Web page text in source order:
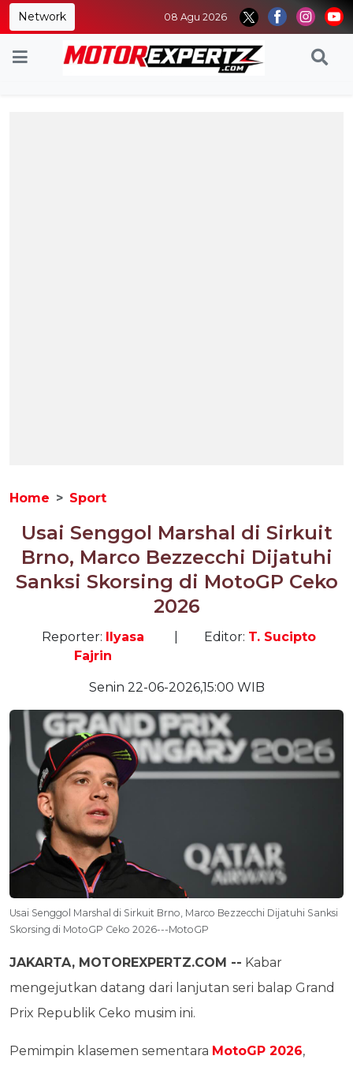
Network 08 Agu 2026
Home Sport
Usai Senggol Marshal di Sirkuit
Brno, Marco Bezzecchi Dijatuhi
Sanksi Skorsing di MotoGP Ceko
2026
Reporter: Ilyasa
Fajrin
Editor: T. Sucipto
Senin 22-06-2026,15:00 WIB
Usai Senggol Marshal di Sirkuit Brno, Marco Bezzecchi Dijatuhi Sanksi
Skorsing di MotoGP Ceko 2026---MotoGP
JAKARTA, MOTOREXPERTZ.COM -- Kabar
mengejutkan datang dari lanjutan seri balap Grand
Prix Republik Ceko musim ini.
Pemimpin klasemen sementara MotoGP 2026,